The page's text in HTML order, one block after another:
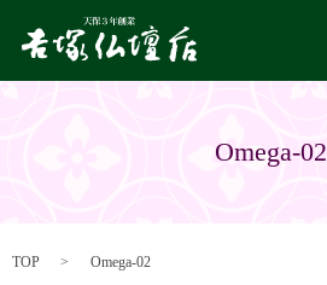
Omega-02
TOP Omega-02